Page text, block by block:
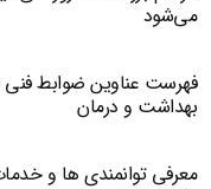
می‌شود
فهرست عناوین ضوابط فنی
بهداشت و درمان
معرفی توانمندی ها و